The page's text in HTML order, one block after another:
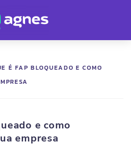
É FAP BLOQUEADO E COMO
e como
empresa